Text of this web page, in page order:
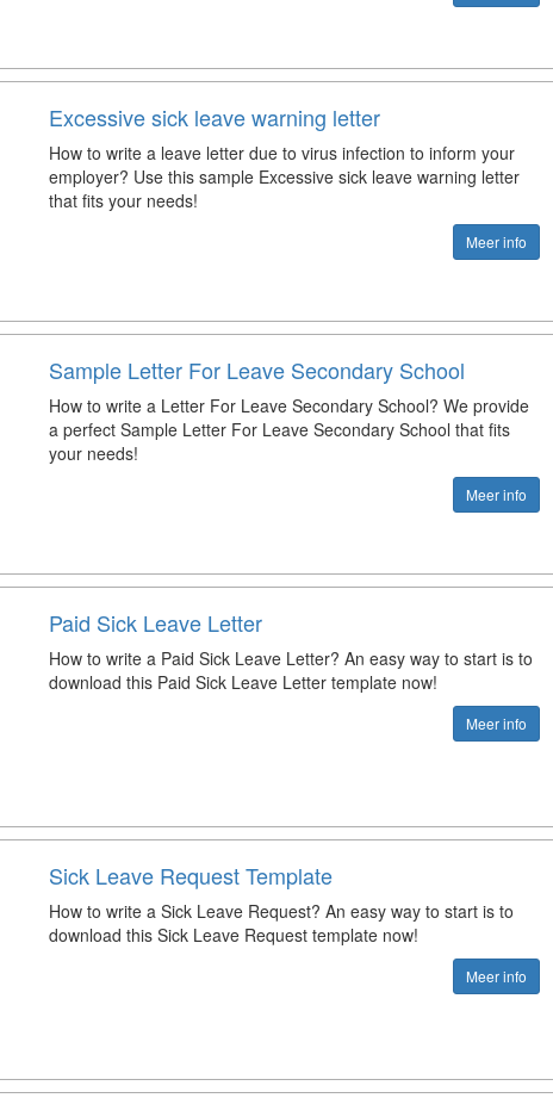
Excessive sick leave warning letter
How to write a leave letter due to virus infection to inform your
employer? Use this sample Excessive sick leave warning letter
that fits your needs!
Meer info
Sample Letter For Leave Secondary School
How to write a Letter For Leave Secondary School? We provide
a perfect Sample Letter For Leave Secondary School that fits
your needs!
Meer info
Paid Sick Leave Letter
How to write a Paid Sick Leave Letter? An easy way to start is to
download this Paid Sick Leave Letter template now!
Meer info
Sick Leave Request Template
How to write a Sick Leave Request? An easy way to start is to
download this Sick Leave Request template now!
Meer info